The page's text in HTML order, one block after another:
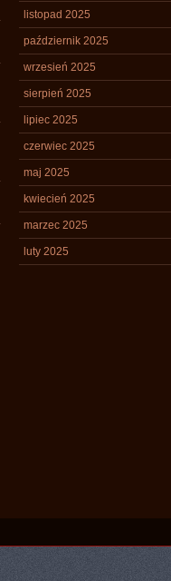
listopad 2025
październik 2025
wrzesień 2025
sierpień 2025
lipiec 2025
czerwiec 2025
maj 2025
kwiecień 2025
marzec 2025
luty 2025